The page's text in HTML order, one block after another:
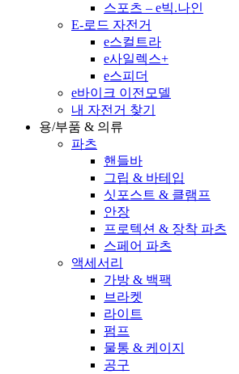
스포츠 – e빅.나인
E-로드 자전거
e스컬트라
e사일렉스+
e스피더
e바이크 이전모델
내 자전거 찾기
용/부품 & 의류
파츠
핸들바
그립 & 바테입
싯포스트 & 클램프
안장
프로텍션 & 장착 파츠
스페어 파츠
액세서리
가방 & 백팩
브라켓
라이트
펌프
물통 & 케이지
공구